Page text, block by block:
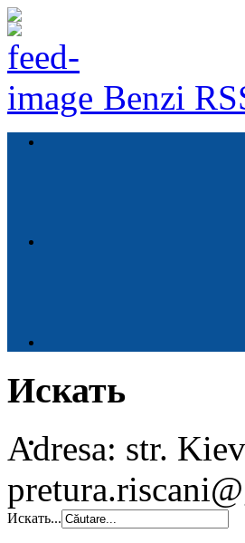
Benzi
Искать
Adresa: str.
Искать...